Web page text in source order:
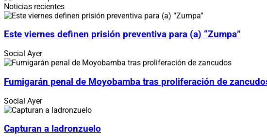
Noticias recientes
Este viernes definen prisión preventiva para (a) “Zumpa”
Social Ayer
Fumigarán penal de Moyobamba tras proliferación de
Social Ayer
Capturan a ladronzuelo